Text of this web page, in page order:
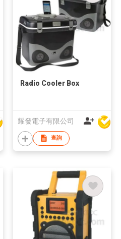
Radio Cooler Box
耀發電子有限公司
查詢